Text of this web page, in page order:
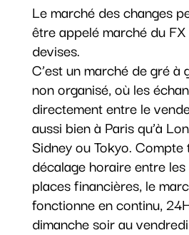
Le marché des changes
être appelé marché du
devises.
C’est un marché de gré à
non organisé, où les
directement entre le
aussi bien à Paris qu’à
Sidney ou Tokyo. Compte
décalage horaire entre
places financières, le
fonctionne en continu,
dimanche soir au